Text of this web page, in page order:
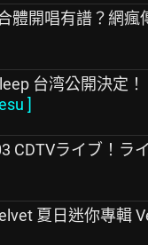
體開唱有譜？網瘋
台湾公開決定！
]
CDTVライブ！ラ
夏日迷你專輯